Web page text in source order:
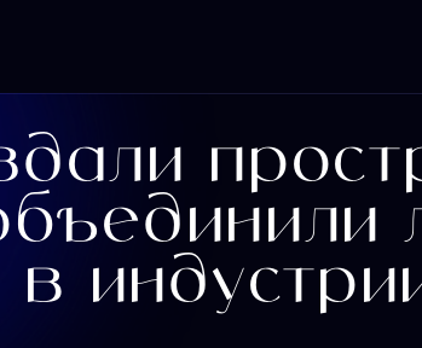
в развитие сферы визуальных
ТОПовых экспертов рынка
02